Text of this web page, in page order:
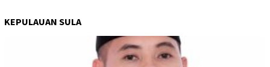
KEPULAUAN SULA